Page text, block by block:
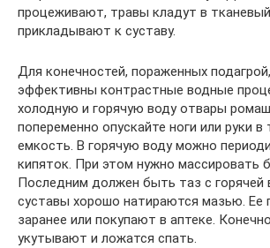
процеживают, травы кладут в
прикладывают к суставу.
Для конечностей, пораженных
эффективны контрастные водные
холодную и горячую воду отвары
попеременно опускайте ноги или руки в
емкость. В горячую воду можно
кипяток. При этом нужно массировать
Последним должен быть таз с горячей
суставы хорошо натираются мазью. Ее
заранее или покупают в аптеке.
укутывают и ложатся спать.